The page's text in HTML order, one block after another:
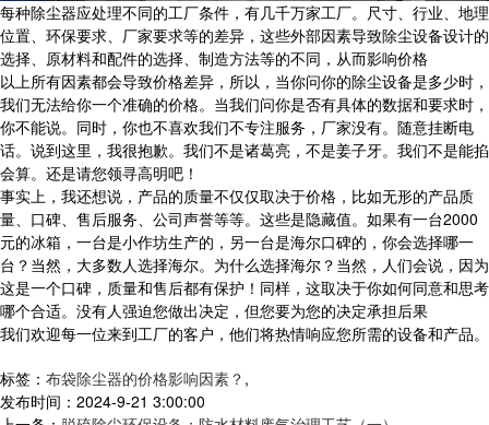
每种除尘器应处理不同的工厂条件，有几千万家工厂。尺寸、行业、地理
位置、环保要求、厂家要求等的差异，这些外部因素导致除尘设备设计的
选择、原材料和配件的选择、制造方法等的不同，从而影响价格
以上所有因素都会导致价格差异，所以，当你问你的除尘设备是多少时，
我们无法给你一个准确的价格。当我们问你是否有具体的数据和要求时，
你不能说。同时，你也不喜欢我们不专注服务，厂家没有。随意挂断电
话。说到这里，我很抱歉。我们不是诸葛亮，不是姜子牙。我们不是能掐
会算。还是请您领寻高明吧！
事实上，我还想说，产品的质量不仅仅取决于价格，比如无形的产品质
量、口碑、售后服务、公司声誉等等。这些是隐藏值。如果有一台2000
元的冰箱，一台是小作坊生产的，另一台是海尔口碑的，你会选择哪一
台？当然，大多数人选择海尔。为什么选择海尔？当然，人们会说，因为
这是一个口碑，质量和售后都有保护！同样，这取决于你如何同意和思考
哪个合适。没有人强迫您做出决定，但您要为您的决定承担后果
我们欢迎每一位来到工厂的客户，他们将热情响应您所需的设备和产品。
标签： 布袋除尘器的价格影响因素？ ,
发布时间：2024-9-21 3:00:00